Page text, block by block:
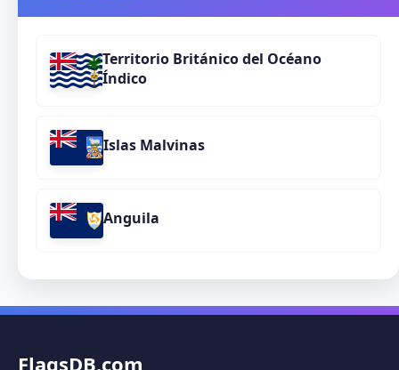
Territorio Británico del Océano
Índico
Islas Malvinas
Anguila
FlagsDB.com